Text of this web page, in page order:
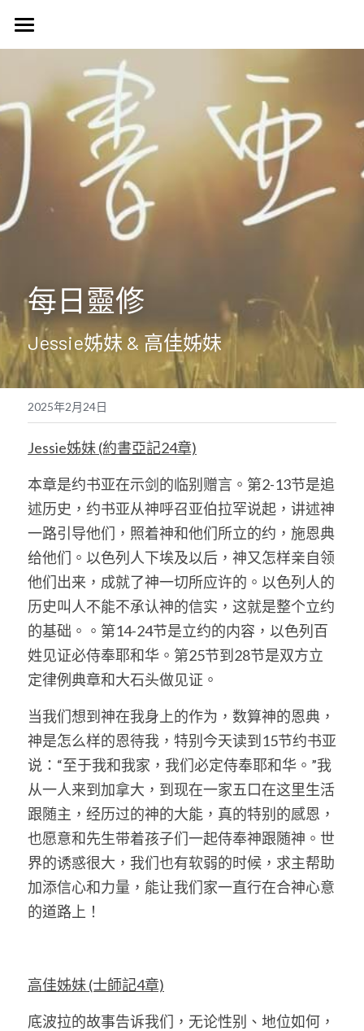
首頁
歷史簡介
教會核心價值
使命異象
Harvest Vancouver
使命異象
Harvest 聚會信息
Harvest Choir
團契生活
台語團契
主題查經
父母團契
媒體專區
生活事神的話
主日直播
靈修小語
信望愛團契
探訪之行2023
聯絡我們
聯絡方式
新朋友
靈修部落格
搜索
繁體中文
繁體中文 POWERED BY
每日靈修
Jessie姊妹 & 高佳姊妹
2025年2月24日
Jessie姊妹 (約書亞記24章)
本章是约书亚在示剑的临别赠言。第2-13节是追
述历史，约书亚从神呼召亚伯拉罕说起，讲述神
一路引导他们，照着神和他们所立的约，施恩典
给他们。以色列人下埃及以后，神又怎样亲自领
他们出来，成就了神一切所应许的。以色列人的
历史叫人不能不承认神的信实，这就是整个立约
的基础。。第14-24节是立约的内容，以色列百
姓见证必侍奉耶和华。第25节到28节是双方立
定律例典章和大石头做见证。
当我们想到神在我身上的作为，数算神的恩典，
神是怎么样的恩待我，特别今天读到15节约书亚
说：“至于我和我家，我们必定侍奉耶和华。”我
从一人来到加拿大，到现在一家五口在这里生活
跟随主，经历过的神的大能，真的特别的感恩，
也愿意和先生带着孩子们一起侍奉神跟随神。世
界的诱惑很大，我们也有软弱的时候，求主帮助
加添信心和力量，能让我们家一直行在合神心意
的道路上！
高佳姊妹 (士師記4章)
底波拉的故事告诉我们，无论性别、地位如何，